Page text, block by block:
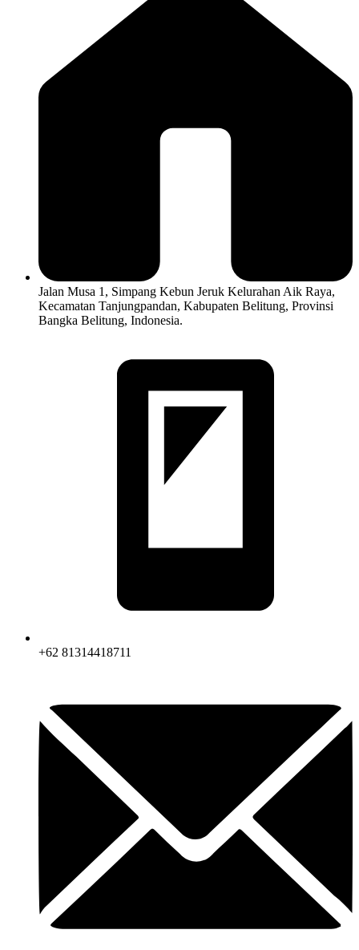
Jalan Musa 1, Simpang Kebun Jeruk Kelurahan Aik Raya,
Kecamatan Tanjungpandan, Kabupaten Belitung, Provinsi
Bangka Belitung, Indonesia.
+62 81314418711